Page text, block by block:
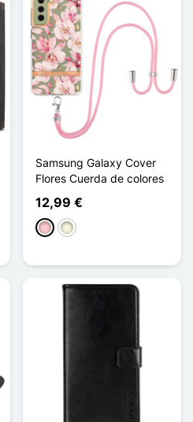
Samsung Galaxy Cover
Flores Cuerda de colores
12,99 €
RosaBeige